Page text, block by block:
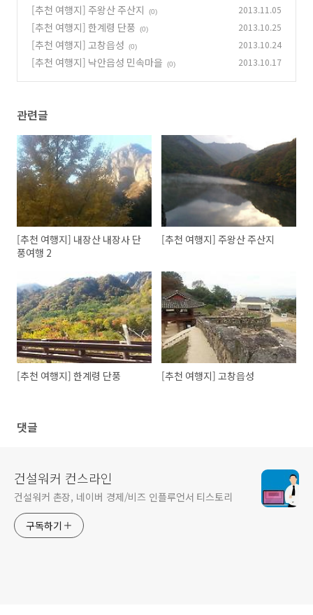
[추천 여행지] 주왕산 주산지 (0) 2013.11.05
[추천 여행지] 한계령 단풍 (0) 2013.10.25
[추천 여행지] 고창읍성 (0) 2013.10.24
[추천 여행지] 낙안읍성 민속마을 (0) 2013.10.17
관련글
[추천 여행지] 내장산 내장사 단
풍여행 2
[추천 여행지] 주왕산 주산지
[추천 여행지] 한계령 단풍 [추천 여행지] 고창읍성
댓글
건설워커 컨스라인
건설워커 촌장, 네이버 경제/비즈 인플루언서 티스토리
구독하기